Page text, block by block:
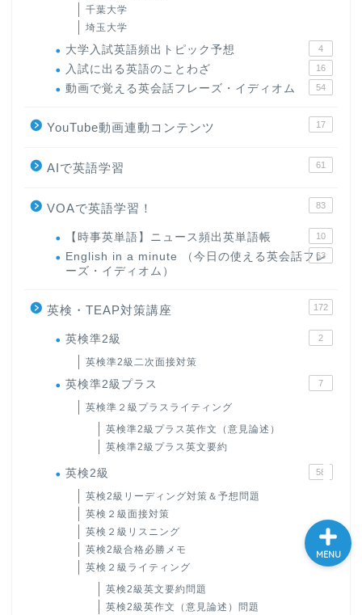
千葉大学
埼玉大学
大学入試英語頻出トピック予想 4
入試に出る英語のことわざ 16
動画で覚える英会話フレーズ・イディオム 54
YouTube動画連動コンテンツ 17
AIで英語学習 61
VOAで英語学習！ 83
【時事英単語】ニュース頻出英単語帳 10
English in a minute （今日の使える英会話フレ
ーズ・イディオム）
63
英検・TEAP対策講座 172
英検準2級 2
英検準2級二次面接対策
英検準2級プラス 7
英検準２級プラスライティング
英検準2級プラス英作文（意見論述）
英検準2級プラス英文要約
英検2級 58
英検2級リーディング対策＆予想問題
英検２級面接対策
英検２級リスニング
英検2級合格必勝メモ
英検２級ライティング
英検2級英文要約問題
英検2級英作文（意見論述）問題
MENU
学習＆大学入試英語コラム
“シン”・英会話スピード表
大学入試英語対策講座
CONTACT